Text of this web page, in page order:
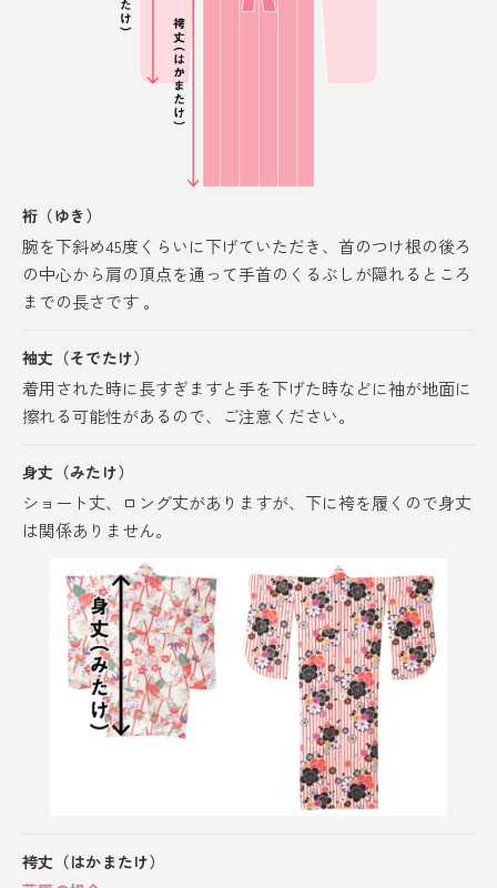
裄（ゆき）
腕を下斜め45度くらいに下げていただき、首のつけ根の後ろ
の中心から肩の頂点を通って手首のくるぶしが隠れるところ
までの長さです 。
袖丈（そでたけ）
着用された時に長すぎますと手を下げた時などに袖が地面に
擦れる可能性があるので、ご注意ください。
身丈（みたけ）
ショート丈、ロング丈がありますが、 下に袴を履くので身丈
は関係ありません。
袴丈（はかまたけ）